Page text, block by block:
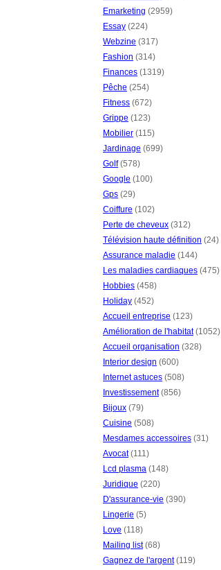
Emarketing (2959)
Essay (224)
Webzine (317)
Fashion (314)
Finances (1319)
Pêche (254)
Fitness (672)
Grippe (123)
Mobilier (115)
Jardinage (699)
Golf(578)
Google (100)
Gps (29)
Coiffure (102)
Perte de cheveux (312)
Télévision haute définition (24)
Assurance maladie (144)
Les maladies cardiaques (475)
Hobbies (458)
Holiday (452)
Accueil entreprise (123)
Amélioration de l'habitat(1052)
Accueil organisation (328)
Interior design (600)
Internet astuces (508)
Investissement(856)
Bijoux (79)
Cuisine (508)
Mesdames accessoires (31)
Avocat(111)
Lcd plasma (148)
Juridique (220)
D'assurance-vie (390)
Lingerie (5)
Love (118)
Mailing list(68)
Gagnez de l'argent(119)